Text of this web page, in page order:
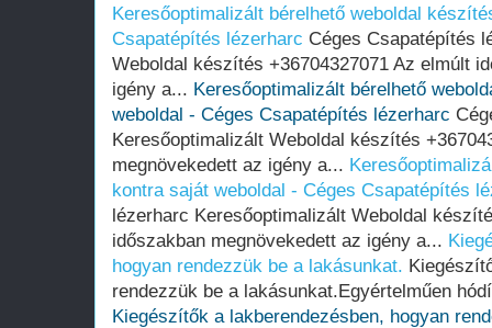
Keresőoptimalizált bérelhető weboldal
Csapatépítés lézerharc Céges Csapatépítés
Weboldal készítés +36704327071 Az elmúlt
igény a... Keresőoptimalizált bérelhető
weboldal - Céges Csapatépítés lézerharc
Keresőoptimalizált Weboldal készítés
megnövekedett az igény a...
kontra saját weboldal - Céges Csapatépítés
lézerharc Keresőoptimalizált Weboldal
időszakban megnövekedett az igény a...
hogyan rendezzük be a lakásunkat.
rendezzük be a lakásunkat.Egyértelműen
Kiegészítők a lakberendezésben, hogyan